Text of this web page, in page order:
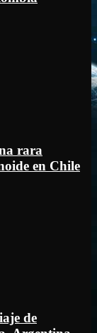
rara
en Chile
de